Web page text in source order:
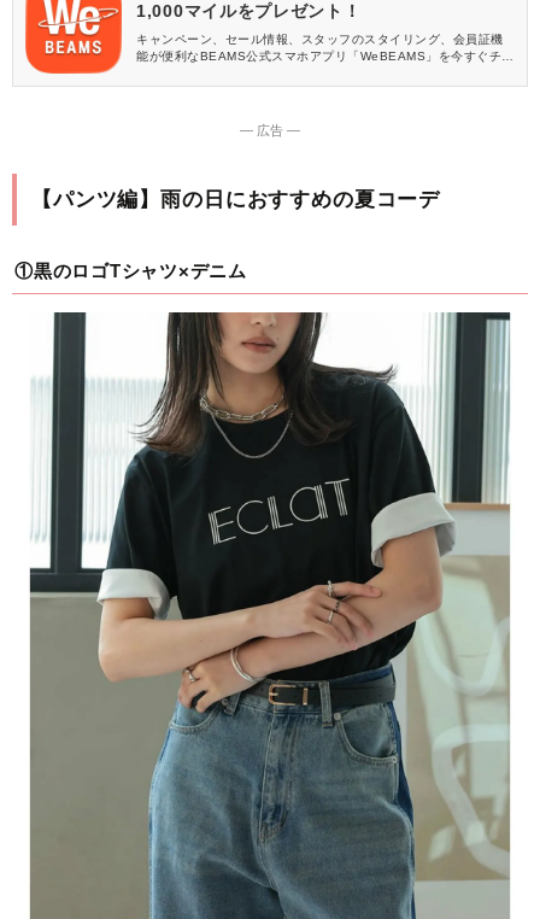
1,000マイルをプレゼント！
キャンペーン、セール情報、スタッフのスタイリング、会員証機
能が便利なBEAMS公式スマホアプリ「WeBEAMS」を今すぐチェ
― 広告 ―
【パンツ編】雨の日におすすめの夏コーデ
①黒のロゴTシャツ×デニム